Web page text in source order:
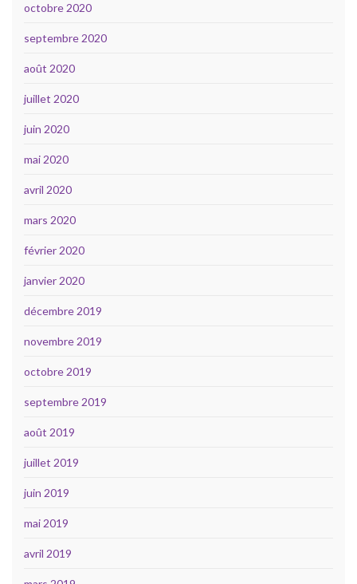
octobre 2020
septembre 2020
août 2020
juillet 2020
juin 2020
mai 2020
avril 2020
mars 2020
février 2020
janvier 2020
décembre 2019
novembre 2019
octobre 2019
septembre 2019
août 2019
juillet 2019
juin 2019
mai 2019
avril 2019